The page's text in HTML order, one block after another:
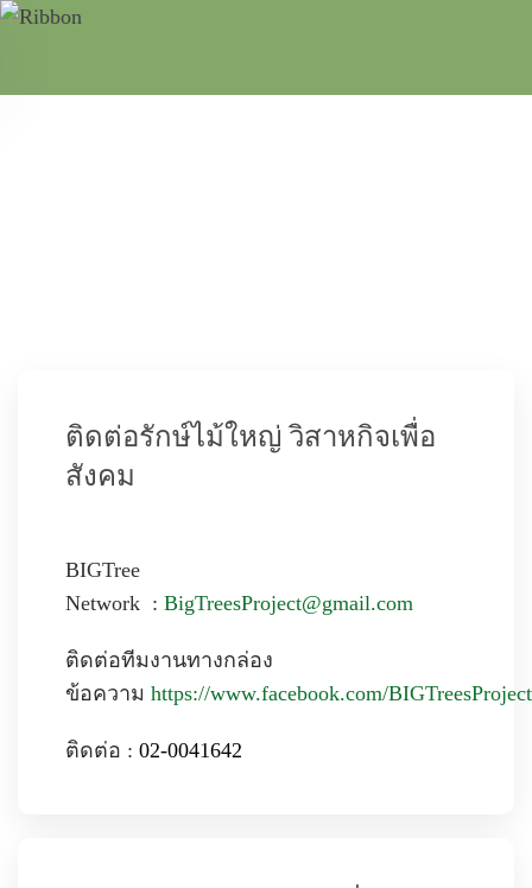
ติดต่อรักษ์ไม้ใหญ่ วิสาหกิจเพื่อ
สังคม
BIGTree
Network : BigTreesProject@gmail.com
ติดต่อทีมงานทางกล่อง
ข้อความ https://www.facebook.com/
ติดต่อ : 02-0041642